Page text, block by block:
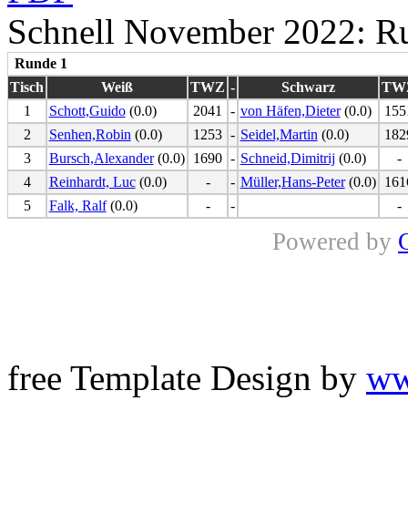
Schnell November 2022:
Runde 1
Tisch
Weiß TWZ - Schwarz
1
Schott,Guido(0.0) 2041 - von Häfen,Dieter(0.0)
2
Senhen,Robin (0.0) 1253 - Seidel,Martin (0.0)
3
Bursch,Alexander(0.0) 1690 - Schneid,Dimitrij (0.0)
-
4
Reinhardt, Luc(0.0) - - Müller,Hans-Peter(0.0)
5
Falk, Ralf(0.0) - - -
Powered by
free Template Design by